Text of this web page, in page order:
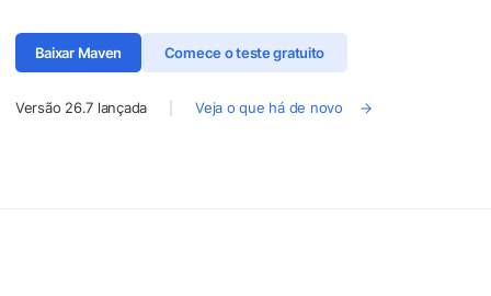
Baixar Maven Comece o teste gratuito
Versão 26.7 lançada Veja o que há de novo